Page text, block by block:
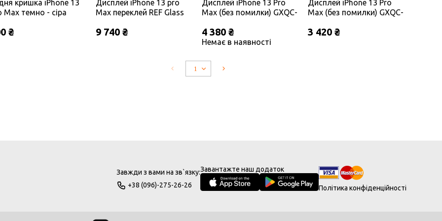
кришка iPhone 13
Max темно - сіра
камеру) ОРИГІНАЛ
₴
Дисплей iPhone 13 pro
Max переклей REF Glass
9 740 ₴
Дисплей iPhone 13 Pro
Max (без помилки) GXQC-
4 380 ₴
Немає в наявності
Дисплей iPhone 13 Pro
Max (без помилки) GXQC-
3 420 ₴
Завжди з вами на зв`язку:
+38 (096)-275-26-26
Завантажте наш додаток
Політика конфіденційності